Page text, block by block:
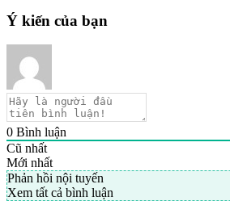
Ý kiến của bạn
0 Bình luận
Cũ nhất
Mới nhất
Phản hồi nội tuyến
Xem tất cả bình luận